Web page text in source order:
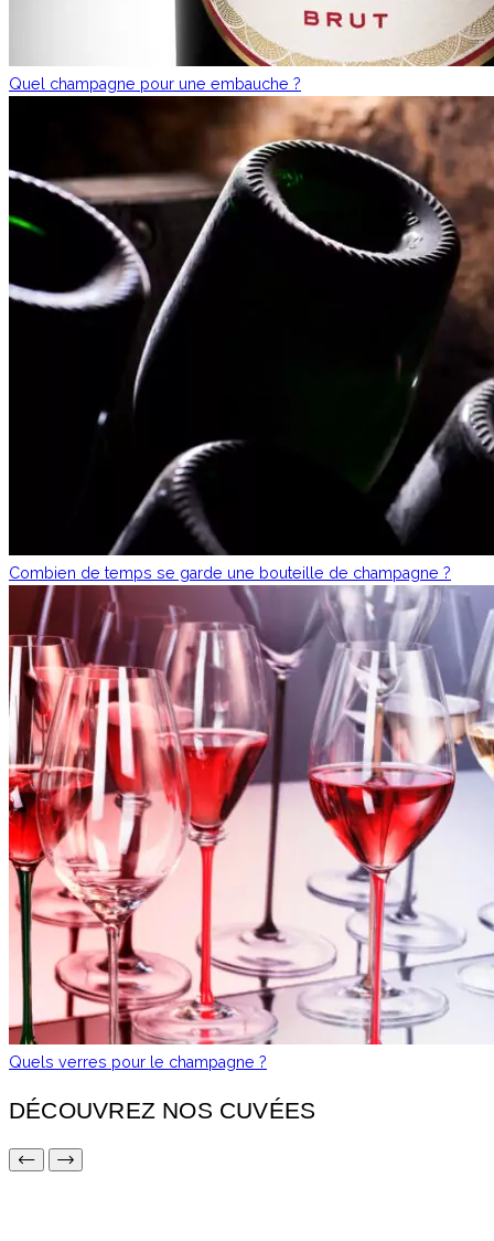
Quel champagne pour une embauche ?
Combien de temps se garde une bouteille de champagne ?
Quels verres pour le champagne ?
DÉCOUVREZ NOS CUVÉES